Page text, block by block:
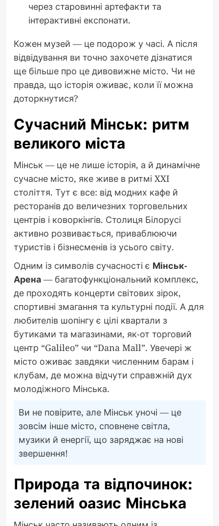
через старовинні артефакти та
інтерактивні експонати.
Кожен музей — це подорож у часі. А після
відвідування ви точно захочете дізнатися
ще більше про це дивовижне місто. Чи не
правда, що історія оживає, коли її можна
доторкнутися?
Сучасний Мінськ: ритм
великого міста
Мінськ — це не лише історія, а й динамічне
сучасне місто, яке живе в ритмі XXI
століття. Тут є все: від модних кафе й
ресторанів до величезних торговельних
центрів і коворкінгів. Столиця Білорусі
активно розвивається, приваблюючи
туристів і бізнесменів із усього світу.
Одним із символів сучасності є Мінськ-
Арена— багатофункціональний комплекс,
де проходять концерти світових зірок,
спортивні змагання та культурні події. А для
любителів шопінгу є цілі квартали з
бутиками та магазинами, як-от торговий
центр “Galileo” чи “Dana Mall”. Увечері ж
місто оживає завдяки численним барам і
клубам, де можна відчути справжній дух
молодіжного Мінська.
Ви не повірите, але Мінськ уночі — це
зовсім інше місто, сповнене світла,
музики й енергії, що заряджає на нові
звершення!
Природа та відпочинок:
зелений оазис Мінська